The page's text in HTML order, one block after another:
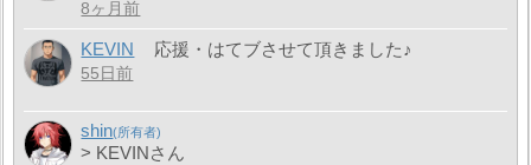
8ヶ月前
KEVIN 応援・はてブさせて頂きました♪
55日前
shin
> KEVINさん